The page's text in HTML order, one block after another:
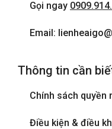
Gọi ngay
Email:
Thông tin cần
Chính sách quyền
Điều kiện & điều